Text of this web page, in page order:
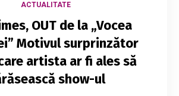
ACTUALITATE
OUT de la „Vocea
Motivul surprinzător
artista ar fi ales să
show-ul